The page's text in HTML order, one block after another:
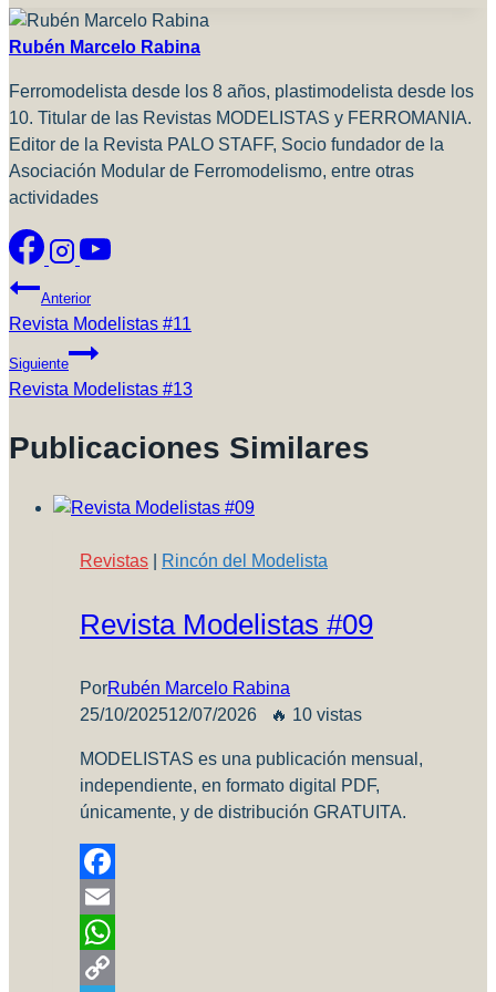
la
entrada:
Rubén Marcelo Rabina
Ferromodelista desde los 8 años, plastimodelista desde los
10. Titular de las Revistas MODELISTAS y FERROMANIA.
Editor de la Revista PALO STAFF, Socio fundador de la
Asociación Modular de Ferromodelismo, entre otras
actividades
Navegación
De
Entradas
Anterior
Revista Modelistas #11
Siguiente
Revista Modelistas #13
Publicaciones Similares
Revistas Rincón del Modelista
Revista Modelistas #09
PorRubén Marcelo Rabina
25/10/202512/07/2026 🔥 10 vistas
MODELISTAS es una publicación mensual,
independiente, en formato digital PDF,
únicamente, y de distribución GRATUITA.
Facebook
Email
WhatsApp